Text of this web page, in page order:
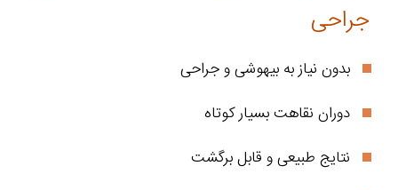
جراحی
بدون نیاز به بیهوشی و جراحی
دوران نقاهت بسیار کوتاه
نتایج طبیعی و قابل برگشت